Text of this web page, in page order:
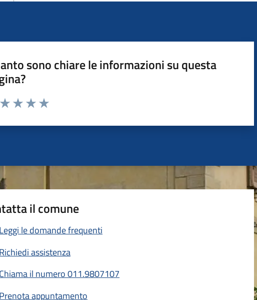
sono chiare le informazioni su questa
da 1 a 5 stelle la pagina
il comune
Leggi le domande frequenti
Richiedi assistenza
Chiama il numero 011.9807107
Prenota appuntamento